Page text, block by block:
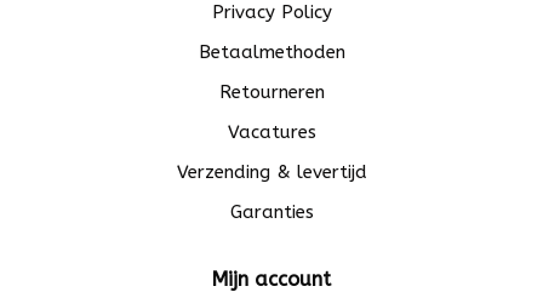
Privacy Policy
Betaalmethoden
Retourneren
Vacatures
Verzending & levertijd
Garanties
Mijn account